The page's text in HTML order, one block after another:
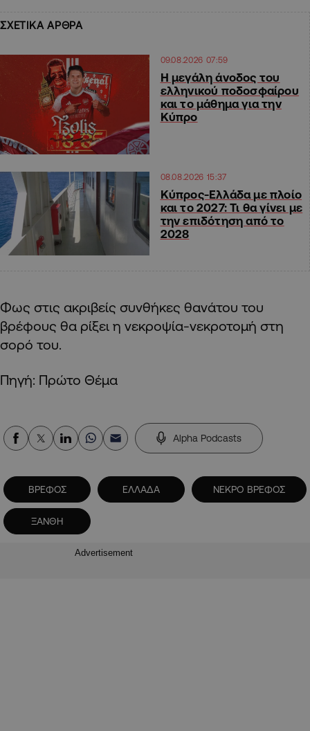
ΣΧΕΤΙΚΑ ΑΡΘΡΑ
09.08.2026 07:59
Η μεγάλη άνοδος του
ελληνικού ποδοσφαίρου
και το μάθημα για την
Κύπρο
08.08.2026 15:37
Κύπρος-Ελλάδα με πλοίο
και το 2027: Τι θα γίνει με
την επιδότηση από το
2028
Φως στις ακριβείς συνθήκες θανάτου του
βρέφους θα ρίξει η νεκροψία-νεκροτομή στη
σορό του.
Πηγή: Πρώτο Θέμα
Alpha Podcasts
ΒΡΕΦΟΣ ΕΛΛΑΔΑ ΝΕΚΡΟ ΒΡΕΦΟΣ
ΞΑΝΘΗ
Advertisement